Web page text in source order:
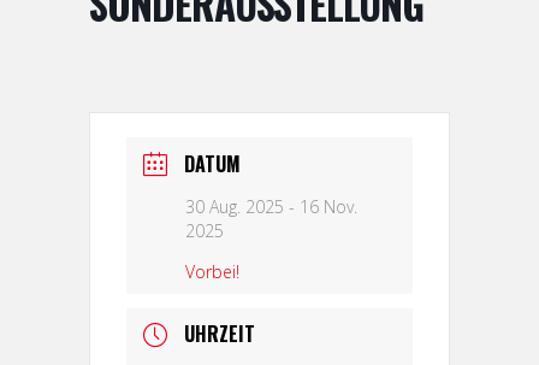
DATUM
30 Aug. 2025 - 16 Nov.
2025
Vorbei!
UHRZEIT